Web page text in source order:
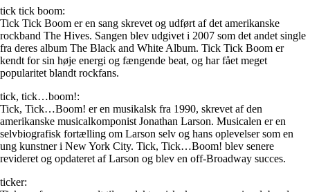
tick tick boom:
Tick Tick Boom er en sang skrevet og udført af det amerikanske
rockband The Hives. Sangen blev udgivet i 2007 som det andet single
fra deres album The Black and White Album. Tick Tick Boom er
kendt for sin høje energi og fængende beat, og har fået meget
popularitet blandt rockfans.
tick, tick…boom!:
Tick, Tick…Boom! er en musikalsk fra 1990, skrevet af den
amerikanske musicalkomponist Jonathan Larson. Musicalen er en
selvbiografisk fortælling om Larson selv og hans oplevelser som en
ung kunstner i New York City. Tick, Tick…Boom! blev senere
revideret og opdateret af Larson og blev en off-Broadway succes.
ticker: